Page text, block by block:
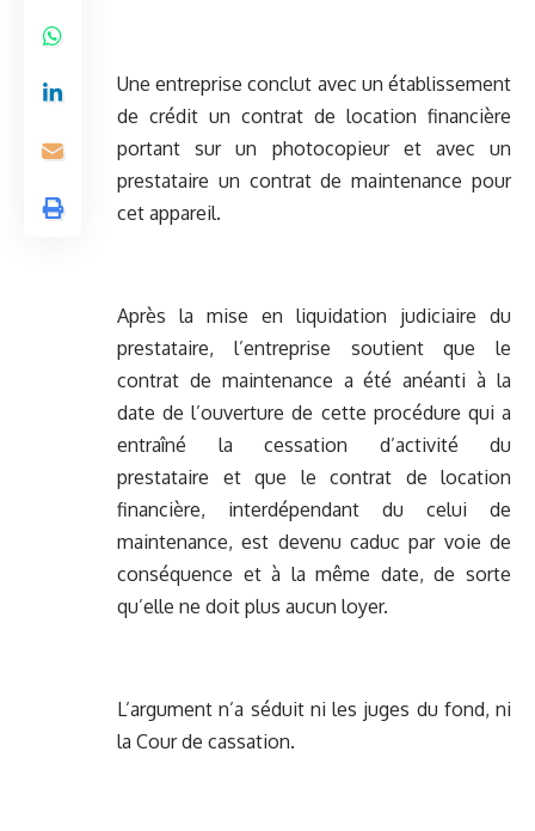
Une entreprise conclut avec un établissement
de crédit un contrat de location financière
portant sur un photocopieur et avec un
prestataire un contrat de maintenance pour
cet appareil.
Après la mise en liquidation judiciaire du
prestataire, l’entreprise soutient que le
contrat de maintenance a été anéanti à la
date de l’ouverture de cette procédure qui a
entraîné la cessation d’activité du
prestataire et que le contrat de location
financière, interdépendant du celui de
maintenance, est devenu caduc par voie de
conséquence et à la même date, de sorte
qu’elle ne doit plus aucun loyer.
L’argument n’a séduit ni les juges du fond, ni
la Cour de cassation.